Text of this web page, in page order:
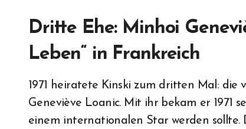
Dritte Ehe: Minhoi
Leben“ in Frankreich
1971 heiratete Kinski zum dritten Mal: die
Geneviève Loanic. Mit ihr bekam er 1971
einem internationalen Star werden sollte.